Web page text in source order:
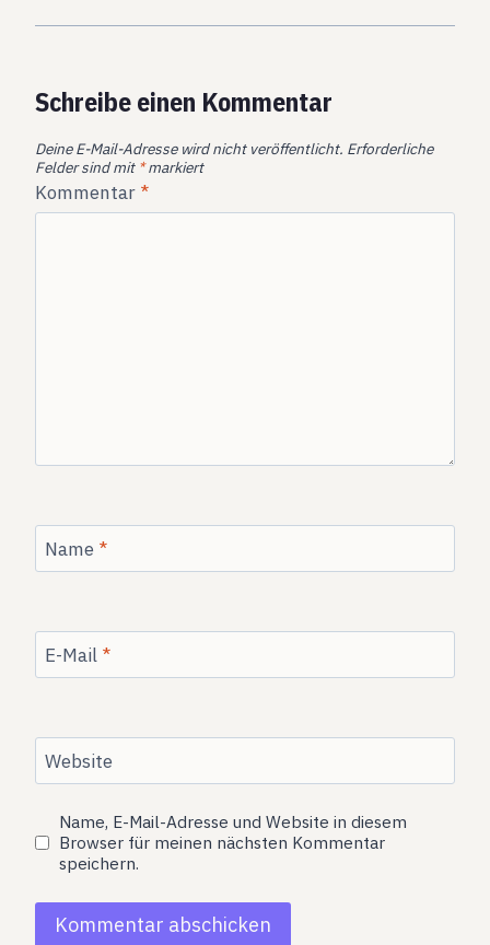
Schreibe einen Kommentar
Deine E-Mail-Adresse wird nicht veröffentlicht. Erforderliche
Felder sind mit *markiert
Kommentar *
Name *
E-Mail *
Website
Name, E-Mail-Adresse und Website in diesem
Browser für meinen nächsten Kommentar
speichern.